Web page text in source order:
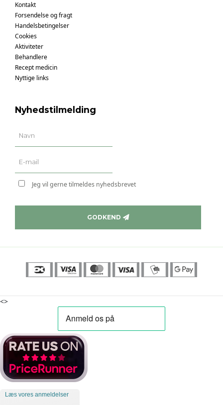
Kontakt
Forsendelse og fragt
Handelsbetingelser
Cookies
Aktiviteter
Behandlere
Recept medicin
Nyttige links
Nyhedstilmelding
Jeg vil gerne tilmeldes nyhedsbrevet
GODKEND
<>
Læs vores anmeldelser